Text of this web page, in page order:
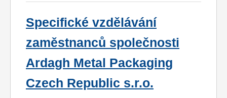
Specifické vzdělávání
zaměstnanců společnosti
Ardagh Metal Packaging
Czech Republic s.r.o.